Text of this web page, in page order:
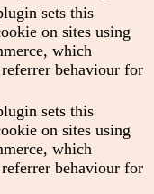
sets this
on sites using
which
behaviour for
sets this
on sites using
which
behaviour for